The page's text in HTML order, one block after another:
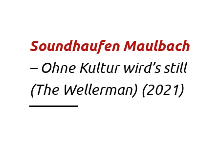
Soundhaufen Maulbach
– Ohne Kultur wird’s still
(The Wellerman) (2021)